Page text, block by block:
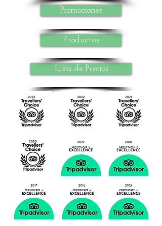
Promociones
Productos
Lista de Precios